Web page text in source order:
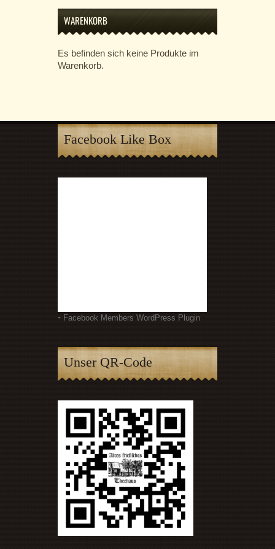
WARENKORB
Es befinden sich keine Produkte im
Warenkorb.
Facebook Like Box
- Facebook Members WordPress Plugin
Unser QR-Code